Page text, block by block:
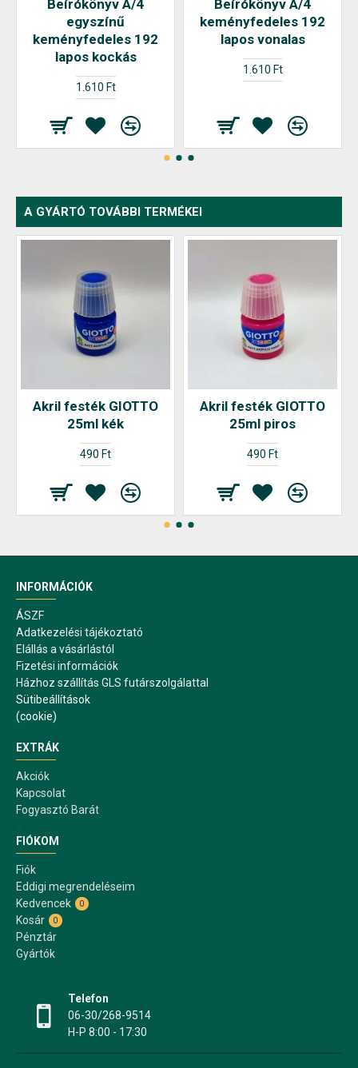
Beírókönyv A/4
egyszínű
keményfedeles 192
lapos kockás
1.610 Ft
Beírókönyv A/4
keményfedeles 192
lapos vonalas
1.610 Ft
A GYÁRTÓ TOVÁBBI TERMÉKEI
Akril festék GIOTTO
25ml kék
490 Ft
Akril festék GIOTTO
25ml piros
490 Ft
INFORMÁCIÓK
ÁSZF
Adatkezelési tájékoztató
Elállás a vásárlástól
Fizetési információk
Házhoz szállítás GLS futárszolgálattal
Sütibeállítások
(cookie)
EXTRÁK
Akciók
Kapcsolat
Fogyasztó Barát
FIÓKOM
Fiók
Eddigi megrendeléseim
Kedvencek
0
Kosár 0
Pénztár
Gyártók
Telefon
06-30/268-9514
H-P 8:00 - 17:30